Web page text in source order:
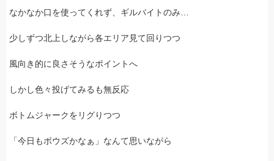
なかなか口を使ってくれず、ギルバイトのみ…
少しずつ北上しながら各エリア見て回りつつ
風向き的に良さそうなポイントへ
しかし色々投げてみるも無反応
ボトムジャークをリグりつつ
「今日もボウズかなぁ」なんて思いながら